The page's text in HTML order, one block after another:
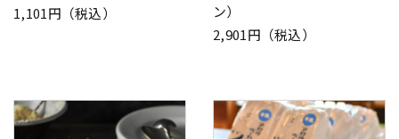
1,101円（税込）
ン）
2,901円（税込）